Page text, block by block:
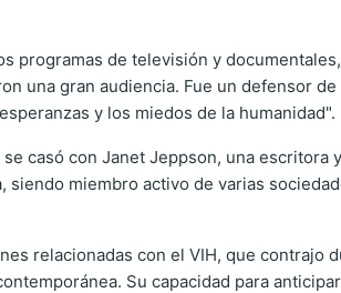
programas de televisión y
una gran audiencia. Fue un defensor de
y los miedos de la humanidad".
casó con Janet Jeppson, una escritora y
miembro activo de varias
relacionadas con el VIH, que contrajo
Su capacidad para